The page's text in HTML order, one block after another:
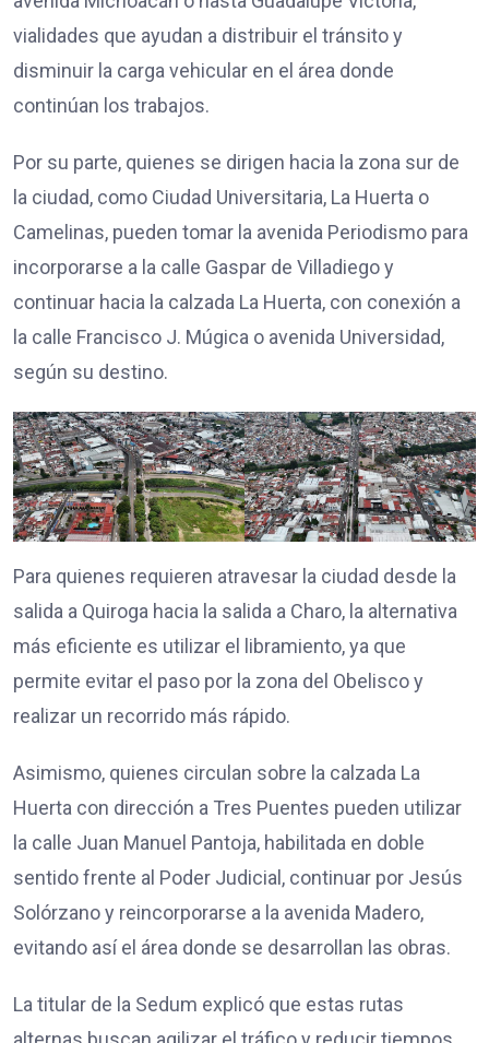
vialidades que ayudan a distribuir el tránsito y
disminuir la carga vehicular en el área donde
continúan los trabajos.
Por su parte, quienes se dirigen hacia la zona sur de
la ciudad, como Ciudad Universitaria, La Huerta o
Camelinas, pueden tomar la avenida Periodismo para
incorporarse a la calle Gaspar de Villadiego y
continuar hacia la calzada La Huerta, con conexión a
la calle Francisco J. Múgica o avenida Universidad,
según su destino.
Para quienes requieren atravesar la ciudad desde la
salida a Quiroga hacia la salida a Charo, la alternativa
más eficiente es utilizar el libramiento, ya que
permite evitar el paso por la zona del Obelisco y
realizar un recorrido más rápido.
Asimismo, quienes circulan sobre la calzada La
Huerta con dirección a Tres Puentes pueden utilizar
la calle Juan Manuel Pantoja, habilitada en doble
sentido frente al Poder Judicial, continuar por Jesús
Solórzano y reincorporarse a la avenida Madero,
evitando así el área donde se desarrollan las obras.
La titular de la Sedum explicó que estas rutas